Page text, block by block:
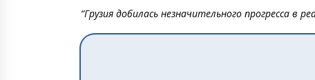
“Грузия добилась незначительного прогресса в